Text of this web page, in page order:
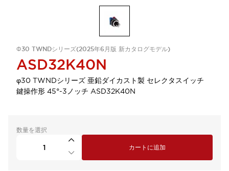
Φ30 TWNDシリーズ(2025年6月版 新カタログモデル)
ASD32K40N
φ30 TWNDシリーズ 亜鉛ダイカスト製 セレクタスイッチ
鍵操作形 45°-3ノッチ ASD32K40N
数量を選択
カートに追加